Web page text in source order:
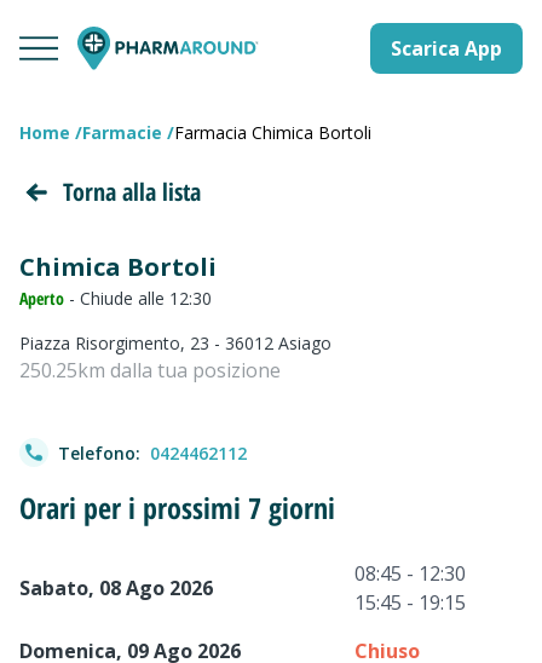
Scarica App
Home Farmacie Farmacia Chimica Bortoli
Torna alla lista
Chimica Bortoli
Aperto - Chiude alle 12:30
Piazza Risorgimento, 23 - 36012 Asiago
250.25km dalla tua posizione
Telefono: 0424462112
Orari per i prossimi 7 giorni
Sabato, 08 Ago 2026
08:45 - 12:30
15:45 - 19:15
Domenica, 09 Ago 2026
Chiuso